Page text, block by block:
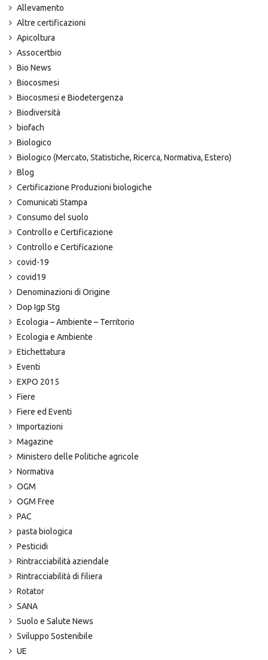
Allevamento
Altre certificazioni
Apicoltura
Assocertbio
Bio News
Biocosmesi
Biocosmesi e Biodetergenza
Biodiversità
biofach
Biologico
Biologico (Mercato, Statistiche, Ricerca, Normativa, Estero)
Blog
Certificazione Produzioni biologiche
Comunicati Stampa
Consumo del suolo
Controllo e Certificazione
Controllo e Certificazione
covid-19
covid19
Denominazioni di Origine
Dop Igp Stg
Ecologia – Ambiente – Territorio
Ecologia e Ambiente
Etichettatura
Eventi
EXPO 2015
Fiere
Fiere ed Eventi
Importazioni
Magazine
Ministero delle Politiche agricole
Normativa
OGM
OGM Free
PAC
pasta biologica
Pesticidi
Rintracciabilità aziendale
Rintracciabilità di filiera
Rotator
SANA
Suolo e Salute News
Sviluppo Sostenibile
UE